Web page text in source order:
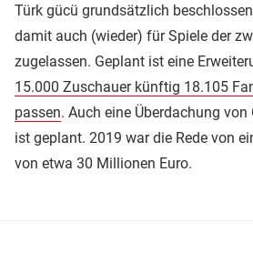
Türk gücü grundsätzlich
damit auch (wieder) für Spiele der
zugelassen. Geplant ist eine
15.000 Zuschauer künftig 18.105
passen. Auch eine Überdachung von
ist geplant. 2019 war die Rede von
von etwa 30 Millionen Euro.